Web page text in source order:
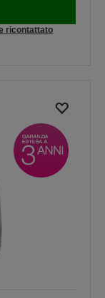
ricontattato